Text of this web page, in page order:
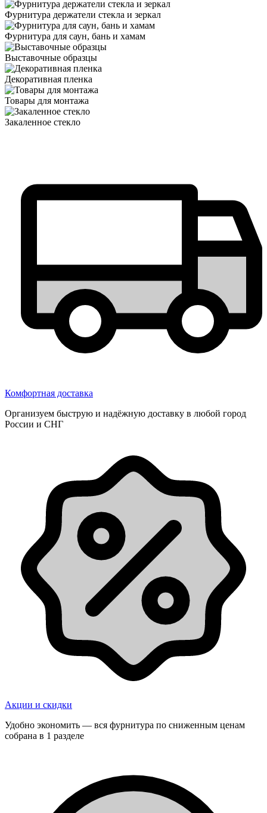
Фурнитура держатели стекла и зеркал
Фурнитура для саун, бань и хамам
Выставочные образцы
Декоративная пленка
Товары для монтажа
Закаленное стекло
Комфортная доставка
Организуем быструю и надёжную доставку в любой город
России и СНГ
Акции и скидки
Удобно экономить — вся фурнитура по сниженным ценам
собрана в 1 разделе